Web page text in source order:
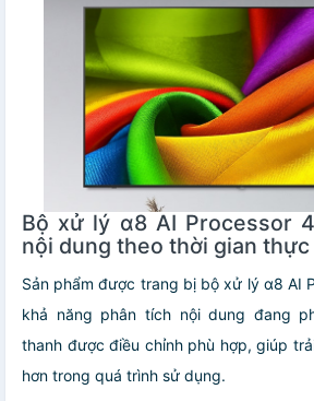
Bộ xử lý α8 AI Processor
nội dung theo thời gian thực
Sản phẩm được trang bị bộ xử lý α8 AI
khả năng phân tích nội dung đang
thanh được điều chỉnh phù hợp, giúp
hơn trong quá trình sử dụng.